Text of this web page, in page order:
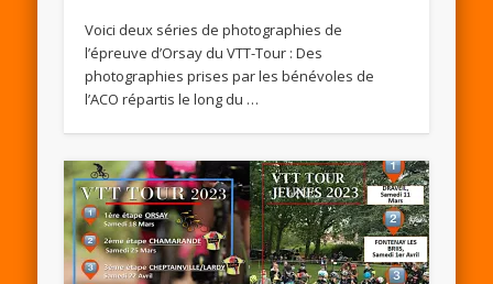
Voici deux séries de photographies de
l’épreuve d’Orsay du VTT-Tour : Des
photographies prises par les bénévoles de
l’ACO répartis le long du …